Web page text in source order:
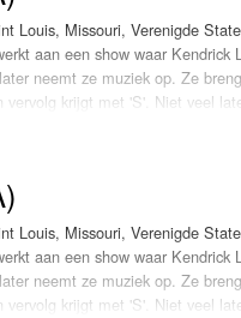
Louis, Missouri, Verenigde
aan een show waar
neemt ze muziek op. Ze
krijgt met 'S'. Niet veel
Louis, Missouri, Verenigde
aan een show waar
neemt ze muziek op. Ze
krijgt met 'S'. Niet veel